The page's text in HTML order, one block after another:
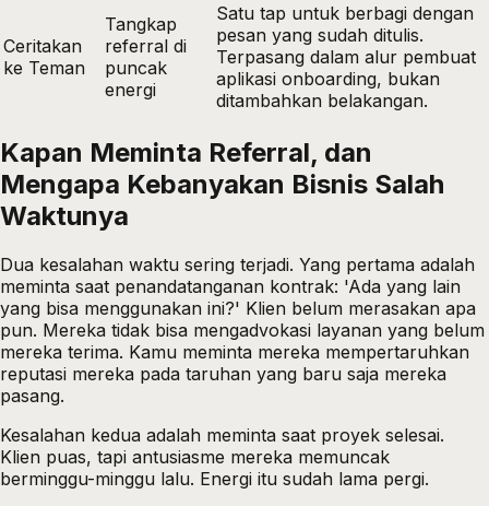
Ceritakan
ke Teman
Tangkap
referral di
puncak
energi
Satu tap untuk berbagi dengan
pesan yang sudah ditulis.
Terpasang dalam alur pembuat
aplikasi onboarding, bukan
ditambahkan belakangan.
Kapan Meminta Referral, dan
Mengapa Kebanyakan Bisnis Salah
Waktunya
Dua kesalahan waktu sering terjadi. Yang pertama adalah
meminta saat penandatanganan kontrak: 'Ada yang lain
yang bisa menggunakan ini?' Klien belum merasakan apa
pun. Mereka tidak bisa mengadvokasi layanan yang belum
mereka terima. Kamu meminta mereka mempertaruhkan
reputasi mereka pada taruhan yang baru saja mereka
pasang.
Kesalahan kedua adalah meminta saat proyek selesai.
Klien puas, tapi antusiasme mereka memuncak
berminggu-minggu lalu. Energi itu sudah lama pergi.